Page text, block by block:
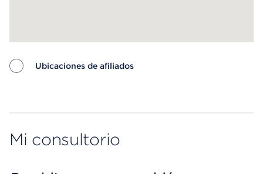
Ubicaciones de afiliados
Mi consultorio